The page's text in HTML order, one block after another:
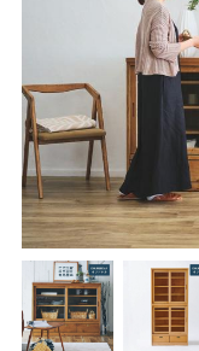
日本古来のデザイ
クリアガラスの扉に
くし、スタイリッシ